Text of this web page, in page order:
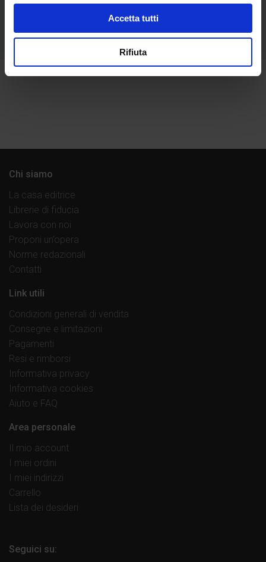
Accetta tutti
Rifiuta
Esaurito
Chi siamo
La casa editrice
Librerie di fiducia
Lavora con noi
Proponi un’opera
Norme redazionali
Contatti
Link utili
Condizioni generali di vendita
Consegne e limitazioni
Pagamenti
Resi e rimborsi
Informativa privacy
Informativa cookies
Aiuto e FAQ
Area personale
Il mio account
I miei ordini
I miei indirizzi
Carrello
Lista dei desideri
Seguici su: